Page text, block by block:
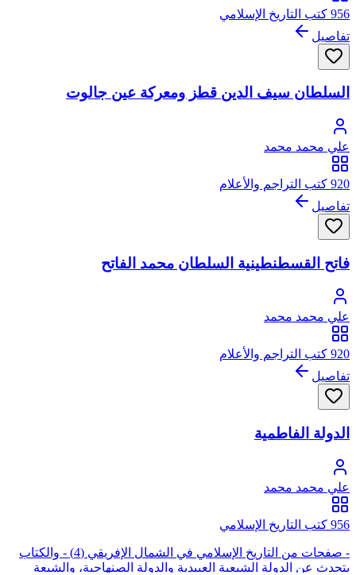
956 كتب التاريخ الإسلامي
تفاصيل
السلطان سيف الدين قطز ومعركة عين جالوت
علي محمد محمد
920 كتب التراجم والأعلام
تفاصيل
فاتح القسطنطينية السلطان محمد الفاتح
علي محمد محمد
920 كتب التراجم والأعلام
تفاصيل
الدولة الفاطمية
علي محمد محمد
956 كتب التاريخ الإسلامي
- صفحات من التاريخ الإسلامي في الشمال الإفريقي (4) - والكتاب
يتحدث عن الدولة الشيعية العبيدية والدولة الصنهاجية، والشيعة